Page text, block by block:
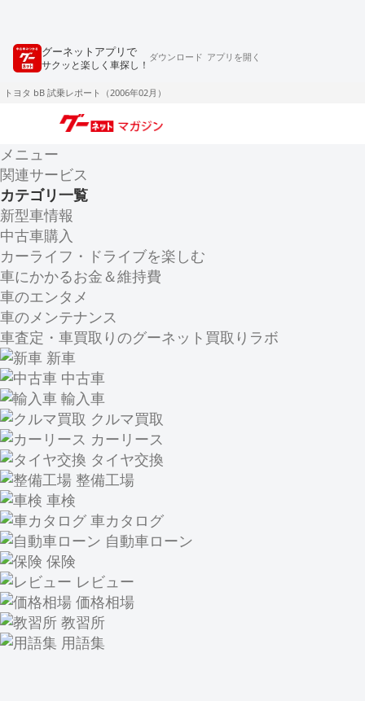
グーネットアプリで
サクッと楽しく車探し！
ダウンロード アプリを開く
トヨタ bB 試乗レポート（2006年02月）
メニュー
関連サービス
カテゴリ一覧
新型車情報
中古車購入
カーライフ・ドライブを楽しむ
車にかかるお金＆維持費
車のエンタメ
車のメンテナンス
車査定・車買取りのグーネット買取りラボ
新車
中古車
輸入車
クルマ買取
カーリース
タイヤ交換
整備工場
車検
車カタログ
自動車ローン
保険
レビュー
価格相場
教習所
用語集